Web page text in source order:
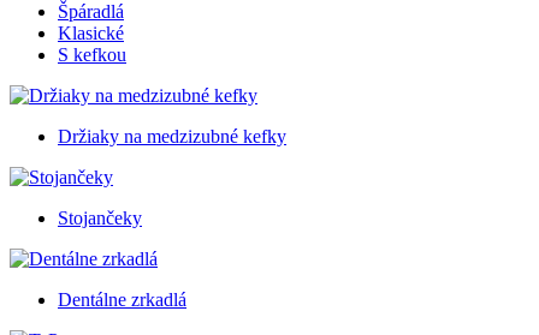
Špáradlá
Klasické
S kefkou
Držiaky na medzizubné kefky
Stojančeky
Dentálne zrkadlá